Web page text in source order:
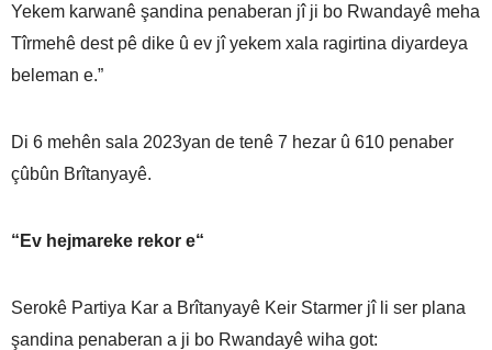
Yekem karwanê şandina penaberan jî ji bo Rwandayê meha
Tîrmehê dest pê dike û ev jî yekem xala ragirtina diyardeya
beleman e.”
Di 6 mehên sala 2023yan de tenê 7 hezar û 610 penaber
çûbûn Brîtanyayê.
“Ev hejmareke rekor e“
Serokê Partiya Kar a Brîtanyayê Keir Starmer jî li ser plana
şandina penaberan a ji bo Rwandayê wiha got: